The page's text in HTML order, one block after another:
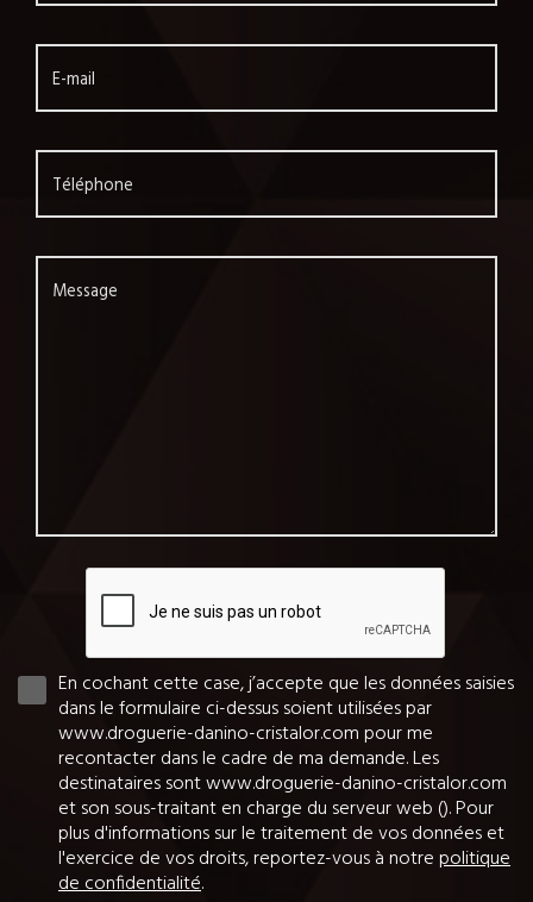
E-mail
Téléphone
Message
En cochant cette case, j’accepte que les données saisies
dans le formulaire ci-dessus soient utilisées par
www.droguerie-danino-cristalor.com pour me
recontacter dans le cadre de ma demande. Les
destinataires sont www.droguerie-danino-cristalor.com
et son sous-traitant en charge du serveur web (). Pour
plus d'informations sur le traitement de vos données et
l'exercice de vos droits, reportez-vous à notrepolitique
de confidentialité.